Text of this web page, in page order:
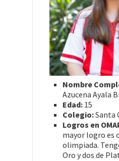
Nombre
Azucena Ayala
Edad: 15
Colegio:Santa
Logros en
mayor logro es
olimpiada.
Oro y dos de